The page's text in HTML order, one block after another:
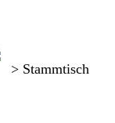
> Stammtisch